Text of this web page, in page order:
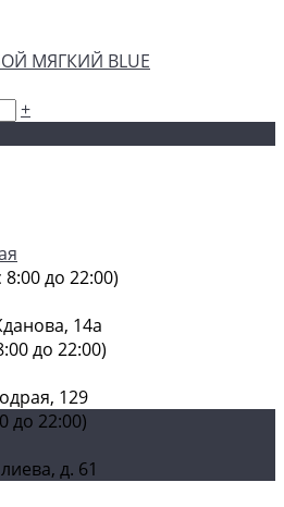
МЯГКИЙ BLUE
+
до 22:00)
14а
до 22:00)
129
до 22:00)
д. 61